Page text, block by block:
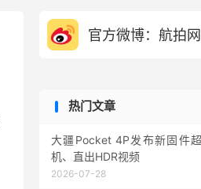
官方微博：航拍网
热门文章
大疆Pocket 4P发布新固件
机、直出HDR视频
2026-07-28